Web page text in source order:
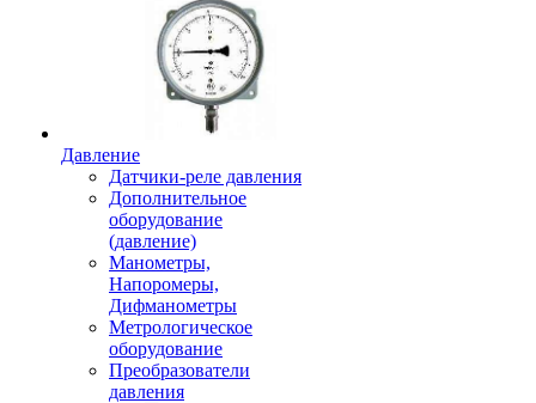
Давление
Датчики-реле давления
Дополнительное
оборудование
(давление)
Манометры,
Напоромеры,
Дифманометры
Метрологическое
оборудование
Преобразователи
давления